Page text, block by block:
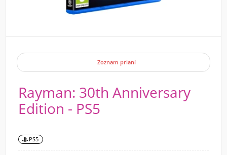
Zoznam prianí
Rayman: 30th Anniversary
Edition - PS5
PS5